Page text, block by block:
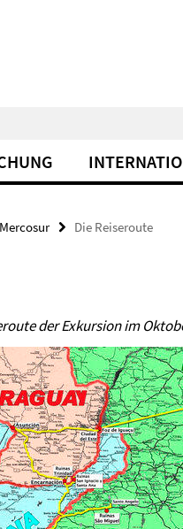
Die Reiseroute
der Exkursion im